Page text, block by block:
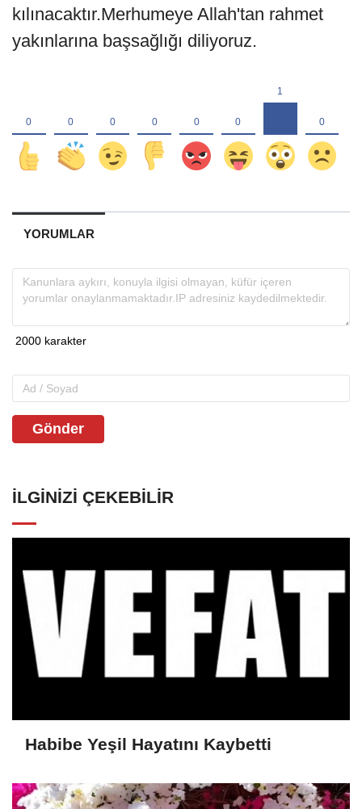
kılınacaktır.Merhumeye Allah'tan rahmet
yakınlarına başsağlığı diliyoruz.
YORUMLAR
Gönder
İLGINIZI ÇEKEBILIR
Habibe Yeşil Hayatını Kaybetti